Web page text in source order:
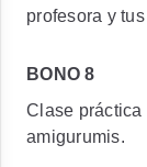
profesora y
BONO 8
Clase práctica
amigurumis.